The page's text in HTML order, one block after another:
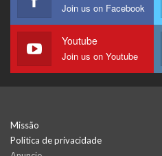
Join us on Facebook
Youtube
Join us on Youtube
Missão
Política de privacidade